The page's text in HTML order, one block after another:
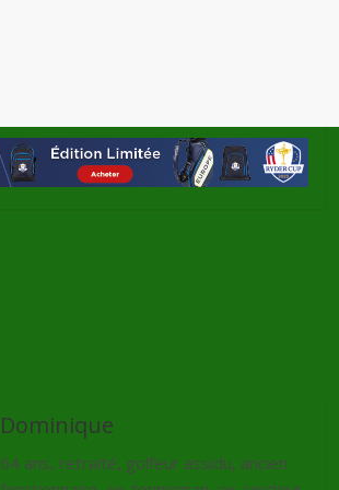
Dominique
64 ans, retraité, golfeur assidu, ancien